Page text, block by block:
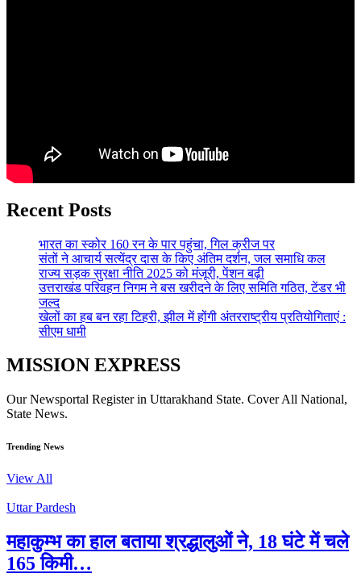
Recent Posts
भारत का स्कोर 160 रन के पार पहुंचा, गिल क्रीज पर
संतों ने आचार्य सत्येंद्र दास के किए अंतिम दर्शन, जल समाधि कल
राज्य सड़क सुरक्षा नीति 2025 को मंजूरी, पेंशन बढ़ी
उत्तराखंड परिवहन निगम ने बस खरीदने के लिए समिति गठित, टेंडर भी
जल्द
खेलों का हब बन रहा टिहरी, झील में होंगी अंतरराष्ट्रीय प्रतियोगिताएं :
सीएम धामी
MISSION EXPRESS
Our Newsportal Register in Uttarakhand State. Cover All National,
State News.
Trending News
View All
Uttar Pardesh
महाकुम्भ का हाल बताया श्रद्धालुओं ने, 18 घंटे में चले
165 किमी…